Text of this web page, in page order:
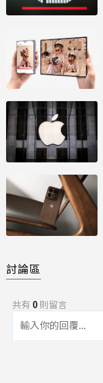
討論區
共有 0則留言